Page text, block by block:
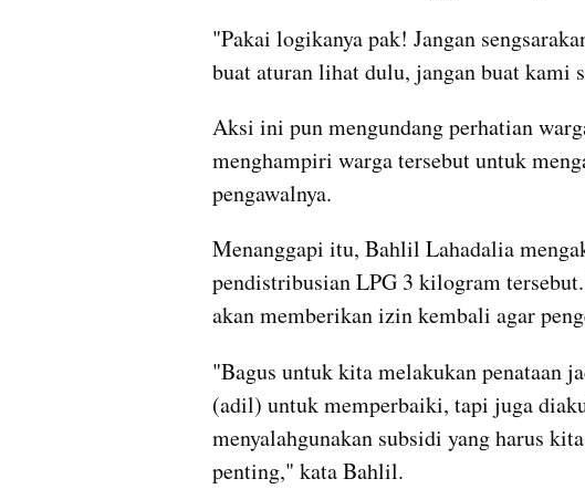
"Pakai logikanya pak! Jangan
buat aturan lihat dulu, jangan buat kami
Aksi ini pun mengundang perhatian
menghampiri warga tersebut untuk
pengawalnya.
Menanggapi itu, Bahlil Lahadalia
pendistribusian LPG 3 kilogram
akan memberikan izin kembali agar
"Bagus untuk kita melakukan penataan
(adil) untuk memperbaiki, tapi juga
menyalahgunakan subsidi yang harus
penting," kata Bahlil.